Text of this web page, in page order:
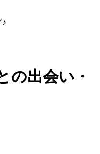
♪
の出会い・